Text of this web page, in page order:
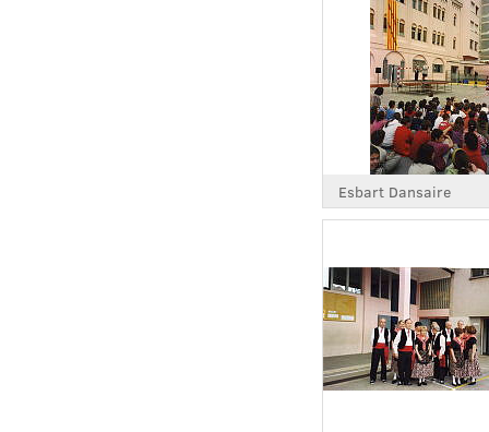
Esbart Dansaire